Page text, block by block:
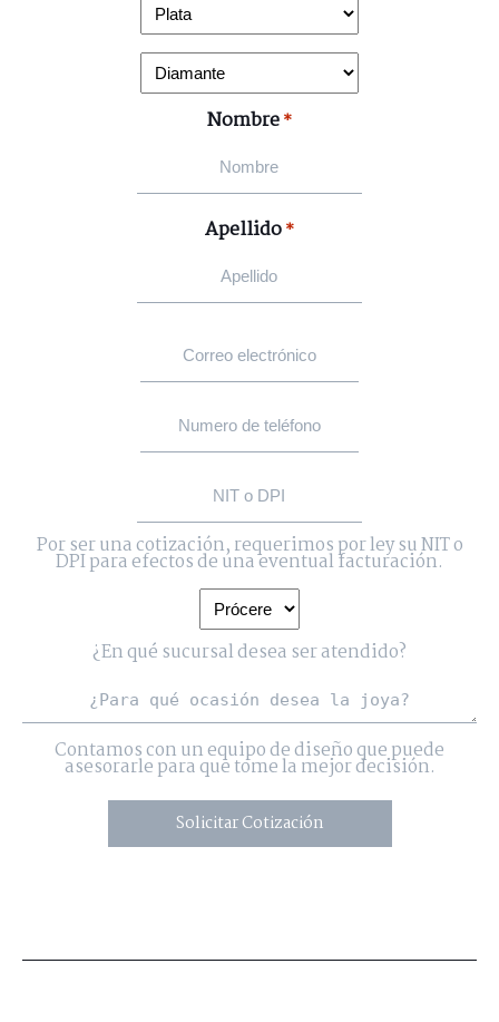
Nombre*
Apellido*
Por ser una cotización, requerimos por ley su NIT o
DPI para efectos de una eventual facturación.
¿En qué sucursal desea ser atendido?
Contamos con un equipo de diseño que puede
asesorarle para que tome la mejor decisión.